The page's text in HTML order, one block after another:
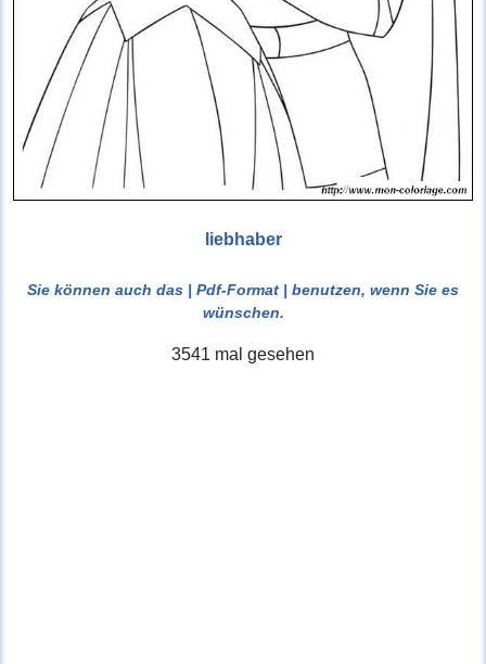
liebhaber
Sie können auch das | Pdf-Format | benutzen, wenn Sie es
wünschen.
3541 mal gesehen